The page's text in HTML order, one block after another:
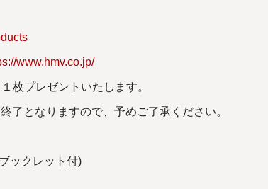
www.hmv.co.jp/
枚プレゼントいたします。
了となりますので、予めご了承ください。
ックレット付)